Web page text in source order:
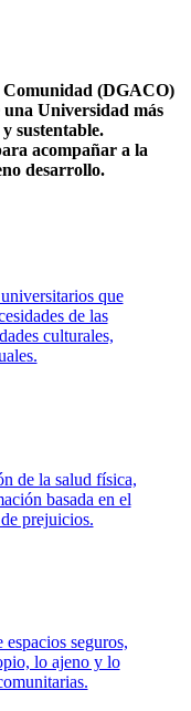
Comunidad (DGACO)
Universidad más
sustentable.
acompañar a la
desarrollo.
que
de las
culturales,
de la salud física,
basada en el
prejuicios.
seguros,
lo ajeno y lo